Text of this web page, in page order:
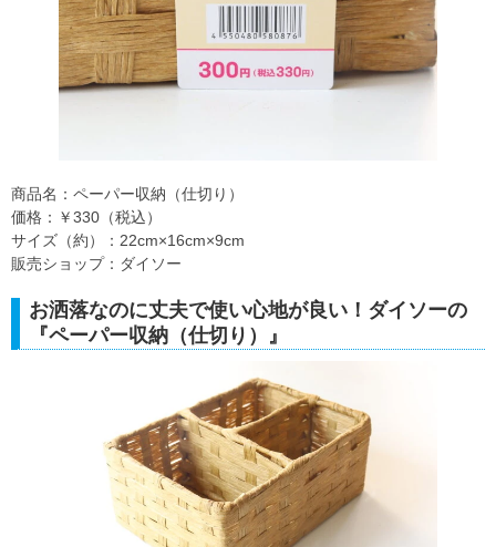
商品名：ペーパー収納（仕切り）
価格：￥330（税込）
サイズ（約）：22cm×16cm×9cm
販売ショップ：ダイソー
お洒落なのに丈夫で使い心地が良い！ダイソーの
『ペーパー収納（仕切り）』